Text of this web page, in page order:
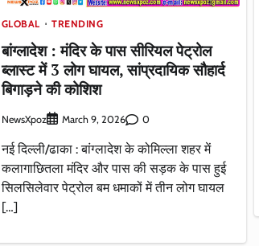
GLOBAL TRENDING
बांग्लादेश : मंदिर के पास सीरियल पेट्रोल
ब्लास्ट में 3 लोग घायल, सांप्रदायिक सौहार्द
बिगाड़ने की कोशिश
NewsXpoz March 9, 2026 0
नई दिल्ली/ढाका : बांग्लादेश के कोमिल्ला शहर में
कलागाछितला मंदिर और पास की सड़क के पास हुई
सिलसिलेवार पेट्रोल बम धमाकों में तीन लोग घायल
[…]